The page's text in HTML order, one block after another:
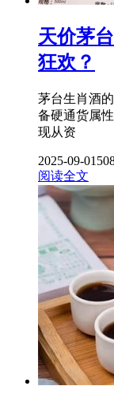
天价茅
狂欢？
茅台生肖酒
备硬通货属
现从资
2025-09-01
阅读全文